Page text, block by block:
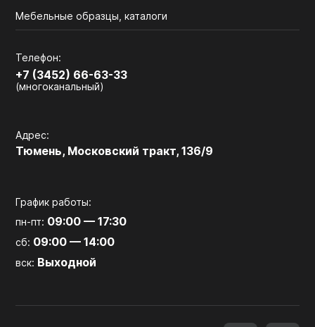
Мебельные образцы, каталоги
Телефон:
+7 (3452) 66-63-33
(многоканальный)
Адрес:
Тюмень, Московский тракт, 136/9
График работы:
пн-пт: 09:00 — 17:30
сб: 09:00 — 14:00
вск: Выходной